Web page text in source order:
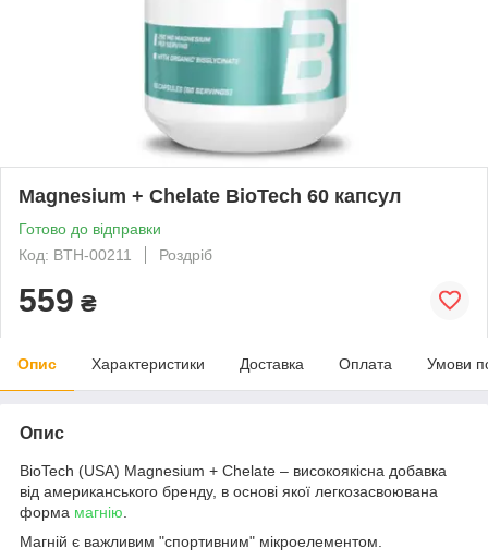
Magnesium + Chelate BioTech 60 капсул
Готово до відправки
Код: BTH-00211
Роздріб
559 ₴
Опис Характеристики Доставка Оплата Умови
Опис
BioTech (USA) Magnesium + Chelate – високоякісна добавка
від американського бренду, в основі якої легкозасвоювана
форма магнію
Магній є важливим "спортивним" мікроелементом.